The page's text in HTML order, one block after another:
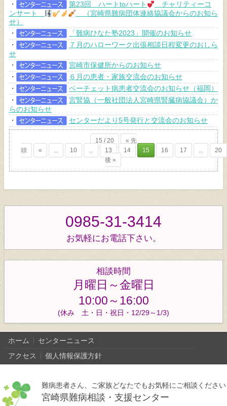
難病等情報
センターアクセス
個人情報保護方針
サイトマップ
お問い合わせ
閉じる
・
第23回 ハートtoハート
チャリティーコ
ンサート
（宮崎県難病団体連絡協議会からのお知ら
せ）
・
「難病ひなた塾2023」開催のお知らせ
・
７月のハローワーク出張相談日程変更のおしら
せ
・
宮崎市保健所からのお知らせ
・
６月の患者・家族交流会のお知らせ
・
ベーチェット病患者交流会のお知らせ（福岡）
・
宮腎協（一般社団法人宮崎県腎臓病協議会）か
らのお知らせ
・
センターだより5号発行と交流会のお知らせ
15 / 20
« 先
頭
« ... 10 ... 13 14 15 16 17 ...
20
後 »
0985-31-3414
お気軽にお電話下さい。
相談時間
月曜日～金曜日
10:00～16:00
(休み 土・日・祝日・12/29～1/3)
ホーム
センターニュース
アクセス
個人情報保護方針
難病患者さん、ご家族どなたでもお気軽にご相談ください
宮崎県難病相談・支援センター